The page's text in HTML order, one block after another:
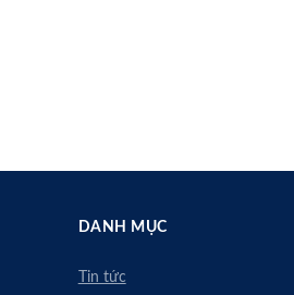
DANH MỤC
Tin tức